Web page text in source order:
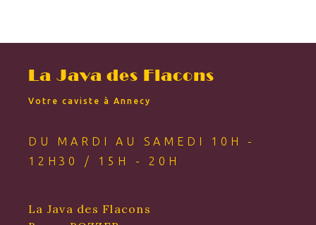
La Java des Flacons
Votre caviste à Annecy
DU MARDI AU SAMEDI 10H -
12H30 / 15H - 20H
La Java des Flacons